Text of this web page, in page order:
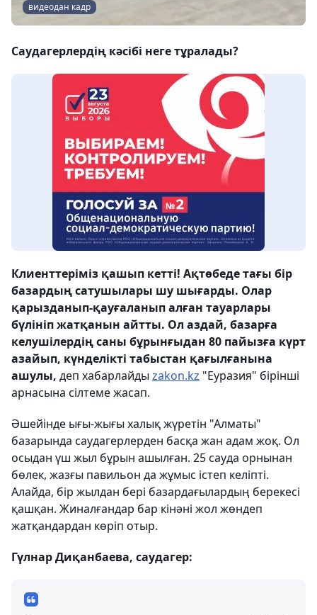
видеодан кадр
Саудагерлердің кәсібі неге тұралады?
Клиенттеріміз қашып кетті! Ақтөбеде тағы бір
базардың сатушылары шу шығарды. Олар
қарызданып-қауғаланып алған тауарлары
бүлініп жатқанын айтты. Ол аздай, базарға
келушілердің саны бұрынғыдан 80 пайызға күрт
азайып, күнделікті табыстан қағылғанына
ашулы, деп хабарлайды zakon.kz "Еуразия" бірінші
арнасына сілтеме жасап.
Әшейінде ығы-жығы халық жүретін "Алматы"
базарында саудагерлерден басқа жан адам жоқ. Ол
осыдан үш жыл бұрын ашылған. 25 сауда орнынан
бөлек, жазғы павильон да жұмыс істеп келіпті.
Алайда, бір жылдан бері базардағылардың берекесі
қашқан. Жиналғандар бар кінәні жол жөндеп
жатқандардан көріп отыр.
Гүлнар Диқанбаева, саудагер: